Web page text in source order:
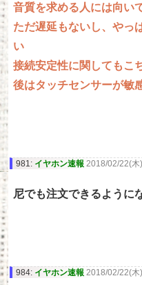
音質を求める人には向い
ただ遅延もないし、やっ
い
接続安定性に関してもこ
後はタッチセンサーが敏
981: イヤホン速報 2018/02/22(
尼でも注文できるように
984: イヤホン速報 2018/02/22(